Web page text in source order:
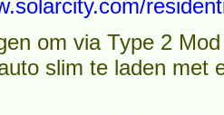
om via Type 2
slim te laden met